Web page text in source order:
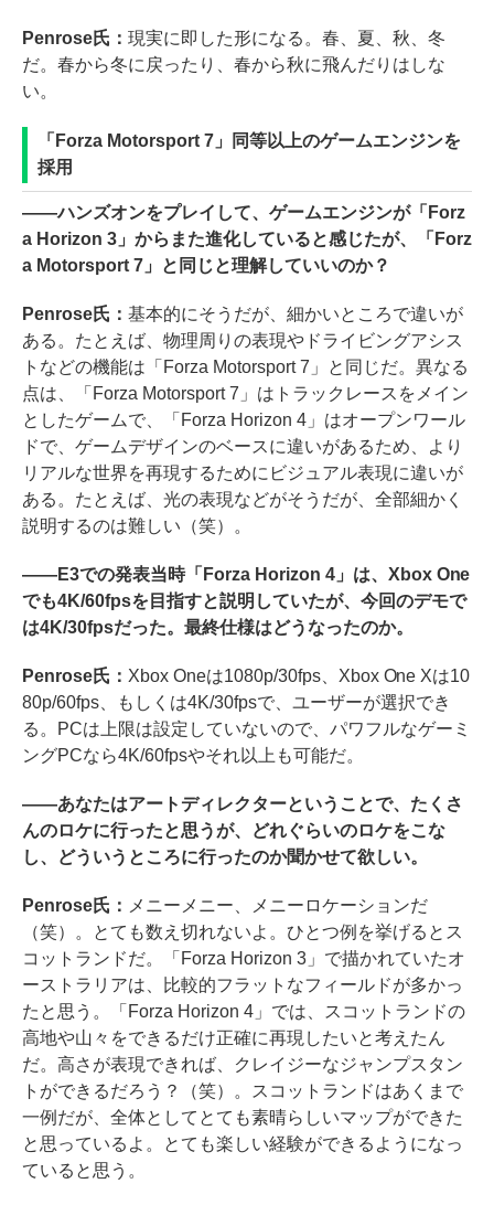
Penrose氏： 現実に即した形になる。春、夏、秋、冬
だ。春から冬に戻ったり、春から秋に飛んだりはしな
い。
「Forza Motorsport 7」同等以上のゲームエンジンを
採用
――ハンズオンをプレイして、ゲームエンジンが「Forz
a Horizon 3」からまた進化していると感じたが、「Forz
a Motorsport 7」と同じと理解していいのか？
Penrose氏： 基本的にそうだが、細かいところで違いが
ある。たとえば、物理周りの表現やドライビングアシス
トなどの機能は「Forza Motorsport 7」と同じだ。異なる
点は、「Forza Motorsport 7」はトラックレースをメイン
としたゲームで、「Forza Horizon 4」はオープンワール
ドで、ゲームデザインのベースに違いがあるため、より
リアルな世界を再現するためにビジュアル表現に違いが
ある。たとえば、光の表現などがそうだが、全部細かく
説明するのは難しい（笑）。
――E3での発表当時「Forza Horizon 4」は、Xbox One
でも4K/60fpsを目指すと説明していたが、今回のデモで
は4K/30fpsだった。最終仕様はどうなったのか。
Penrose氏： Xbox Oneは1080p/30fps、Xbox One Xは10
80p/60fps、もしくは4K/30fpsで、ユーザーが選択でき
る。PCは上限は設定していないので、パワフルなゲーミ
ングPCなら4K/60fpsやそれ以上も可能だ。
――あなたはアートディレクターということで、たくさ
んのロケに行ったと思うが、どれぐらいのロケをこな
し、どういうところに行ったのか聞かせて欲しい。
Penrose氏： メニーメニー、メニーロケーションだ
（笑）。とても数え切れないよ。ひとつ例を挙げるとス
コットランドだ。「Forza Horizon 3」で描かれていたオ
ーストラリアは、比較的フラットなフィールドが多かっ
たと思う。「Forza Horizon 4」では、スコットランドの
高地や山々をできるだけ正確に再現したいと考えたん
だ。高さが表現できれば、クレイジーなジャンプスタン
トができるだろう？（笑）。スコットランドはあくまで
一例だが、全体としてとても素晴らしいマップができた
と思っているよ。とても楽しい経験ができるようになっ
ていると思う。